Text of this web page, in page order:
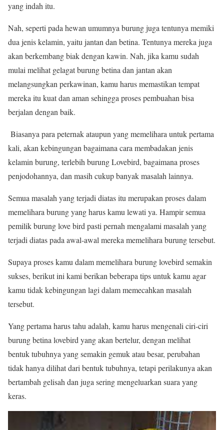
yang indah itu.
Nah, seperti pada hewan umumnya burung juga tentunya memiki
dua jenis kelamin, yaitu jantan dan betina. Tentunya mereka juga
akan berkembang biak dengan kawin. Nah, jika kamu sudah
mulai melihat gelagat burung betina dan jantan akan
melangsungkan perkawinan, kamu harus memastikan tempat
mereka itu kuat dan aman sehingga proses pembuahan bisa
berjalan dengan baik.
Biasanya para peternak ataupun yang memelihara untuk pertama
kali, akan kebingungan bagaimana cara membadakan jenis
kelamin burung, terlebih burung Lovebird, bagaimana proses
penjodohannya, dan masih cukup banyak masalah lainnya.
Semua masalah yang terjadi diatas itu merupakan proses dalam
memelihara burung yang harus kamu lewati ya. Hampir semua
pemilik burung love bird pasti pernah mengalami masalah yang
terjadi diatas pada awal-awal mereka memelihara burung tersebut.
Supaya proses kamu dalam memelihara burung lovebird semakin
sukses, berikut ini kami berikan beberapa tips untuk kamu agar
kamu tidak kebingungan lagi dalam memecahkan masalah
tersebut.
Yang pertama harus tahu adalah, kamu harus mengenali ciri-ciri
burung betina lovebird yang akan bertelur, dengan melihat
bentuk tubuhnya yang semakin gemuk atau besar, perubahan
tidak hanya dilihat dari bentuk tubuhnya, tetapi perilakunya akan
bertambah gelisah dan juga sering mengeluarkan suara yang
keras.